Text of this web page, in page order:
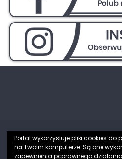
Partnerzy
Portal wykorzystuje pliki cookies
na Twoim komputerze. Są one
zapewnienia poprawnego